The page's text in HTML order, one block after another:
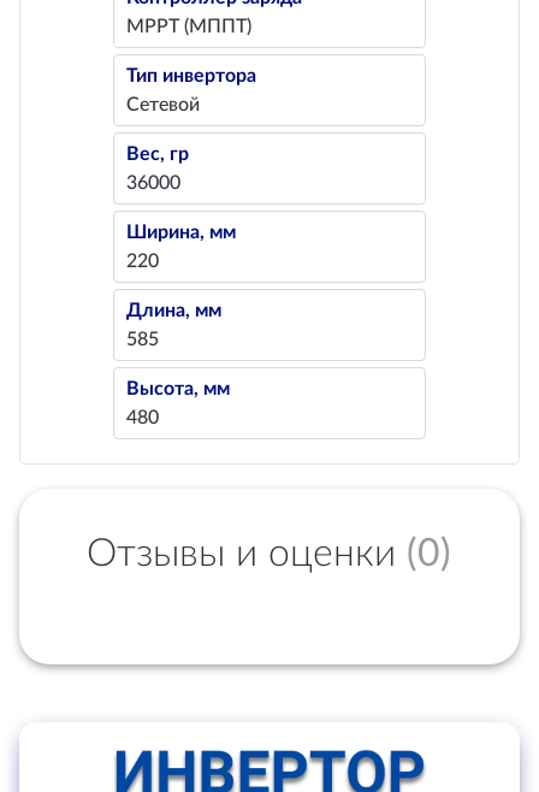
MPPT (МППТ)
Тип инвертора
Сетевой
Вес, гр
36000
Ширина, мм
220
Длина, мм
585
Высота, мм
480
Отзывы и оценки (0)